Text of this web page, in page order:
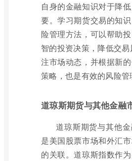
自身的金融知识对于降
要。学习期货交易的知
险管理方法，可以帮助
智的投资决策，降低交
注市场动态，并根据新
策略，也是有效的风险管
道琼斯期货与其他金融
道琼斯期货与其他
是美国股票市场和外汇
的关联。道琼斯指数作